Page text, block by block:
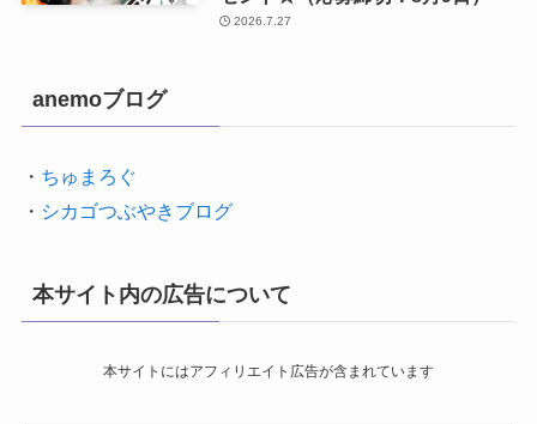
2026.7.27
anemoブログ
・ ちゅまろぐ
・ シカゴつぶやきブログ
本サイト内の広告について
本サイトにはアフィリエイト広告が含まれています